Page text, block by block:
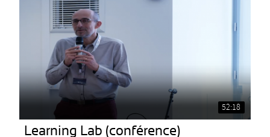
52:18
Learning Lab (conférence)